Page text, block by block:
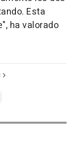
Esta
ha valorado